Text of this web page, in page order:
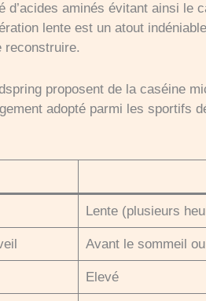
aminés évitant ainsi le
lente est un atout
reconstruire.
proposent de la caséine
adopté parmi les sportifs
Lente (plusieurs
Avant le sommeil
Elevé